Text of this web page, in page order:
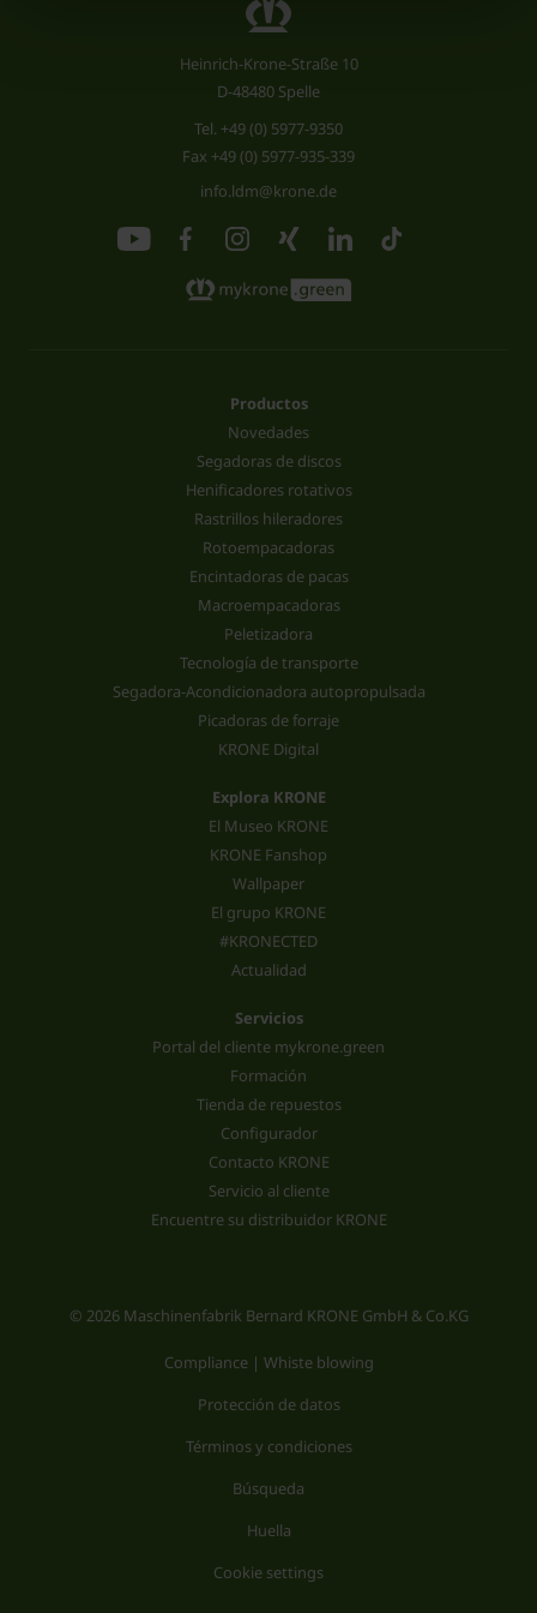
Heinrich-Krone-Straße 10
D-48480 Spelle
Tel. +49 (0) 5977-9350
Fax +49 (0) 5977-935-339
info.ldm@krone.de
Productos
Novedades
Segadoras de discos
Henificadores rotativos
Rastrillos hileradores
Rotoempacadoras
Encintadoras de pacas
Macroempacadoras
Peletizadora
Tecnología de transporte
Segadora-Acondicionadora autopropulsada
Picadoras de forraje
KRONE Digital
Explora KRONE
El Museo KRONE
KRONE Fanshop
Wallpaper
El grupo KRONE
#KRONECTED
Actualidad
Servicios
Portal del cliente mykrone.green
Formación
Tienda de repuestos
Configurador
Contacto KRONE
Servicio al cliente
Encuentre su distribuidor KRONE
© 2026 Maschinenfabrik Bernard KRONE GmbH & Co.KG
Compliance | Whiste blowing
Protección de datos
Términos y condiciones
Búsqueda
Huella
Cookie settings